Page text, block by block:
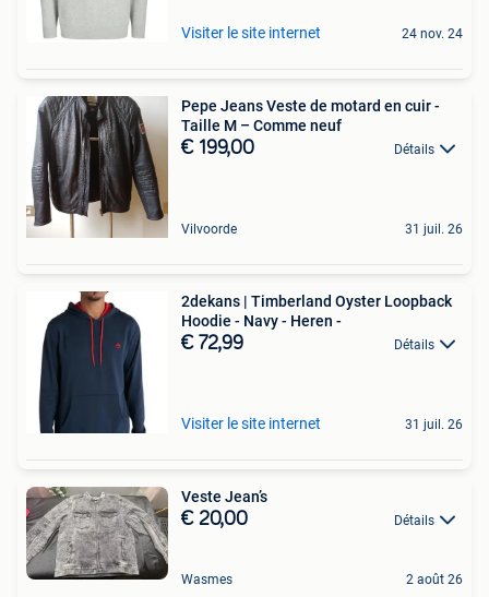
Visiter le site internet 24 nov. 24
Pepe Jeans Veste de motard en cuir -
Taille M – Comme neuf
€ 199,00 Détails
Vilvoorde 31 juil. 26
2dekans | Timberland Oyster Loopback
Hoodie - Navy - Heren -
€ 72,99 Détails
Visiter le site internet 31 juil. 26
Veste Jean’s
€ 20,00 Détails
Wasmes 2 août 26